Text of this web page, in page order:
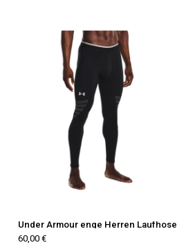
Under Armour enge Herren Laufhose
60,00 €